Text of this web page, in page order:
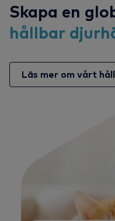
Skapa en
hållbar
Läs mer om vårt